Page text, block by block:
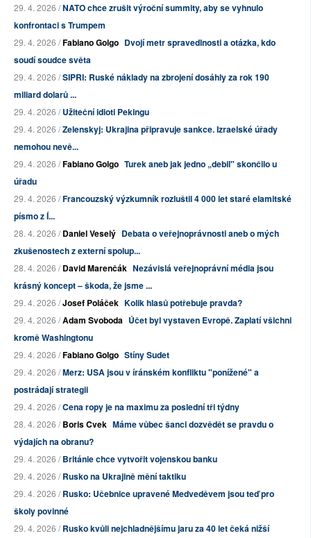
29. 4. 2026 /NATO chce zrušit výroční summity, aby se vyhnulo
konfrontaci s Trumpem
29. 4. 2026 /Fabiano Golgo Dvojí metr spravedlnosti a otázka, kdo
soudí soudce světa
29. 4. 2026 /SIPRI: Ruské náklady na zbrojení dosáhly za rok 190
miliard dolarů ...
29. 4. 2026 /Užiteční idioti Pekingu
29. 4. 2026 /Zelenskyj: Ukrajina připravuje sankce. Izraelské úřady
nemohou nevě...
29. 4. 2026 /Fabiano Golgo Turek aneb jak jedno „debil" skončilo u
úřadu
29. 4. 2026 /Francouzský výzkumník rozluštil 4 000 let staré elamitské
písmo z Í...
28. 4. 2026 /Daniel Veselý Debata o veřejnoprávnosti aneb o mých
zkušenostech z externí spolup...
28. 4. 2026 /David Marenčák Nezávislá veřejnoprávní média jsou
krásný koncept – škoda, že jsme ...
29. 4. 2026 /Josef Poláček Kolik hlasů potřebuje pravda?
29. 4. 2026 /Adam Svoboda Účet byl vystaven Evropě. Zaplatí všichni
kromě Washingtonu
29. 4. 2026 /Fabiano Golgo Stíny Sudet
29. 4. 2026 /Merz: USA jsou v íránském konfliktu "ponížené" a
postrádají strategii
29. 4. 2026 /Cena ropy je na maximu za poslední tři týdny
28. 4. 2026 /Boris Cvek Máme vůbec šanci dozvědět se pravdu o
výdajích na obranu?
29. 4. 2026 /Británie chce vytvořit vojenskou banku
29. 4. 2026 /Rusko na Ukrajině mění taktiku
29. 4. 2026 /Rusko: Učebnice upravené Medveděvem jsou teď pro
školy povinné
29. 4. 2026 /Rusko kvůli nejchladnějšímu jaru za 40 let čeká nižší